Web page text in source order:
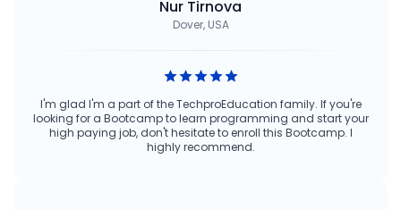
Nur Tirnova
Dover, USA
I'm glad I'm a part of the TechproEducation family. If you're
looking for a Bootcamp to learn programming and start your
high paying job, don't hesitate to enroll this Bootcamp. I
highly recommend.